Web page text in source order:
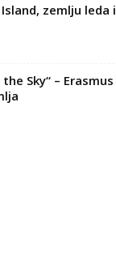
zemlju leda i
Sky“ – Erasmus